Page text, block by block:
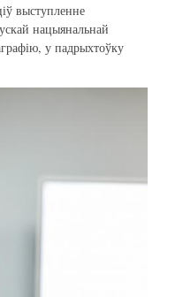
выступленне
нацыянальнай
у падрыхтоўку